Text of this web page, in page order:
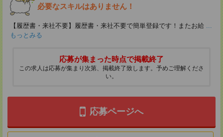
必要なスキルはありません！
【履歴書・来社不要】履歴書・来社不要で簡単登録です！またお給 ...
もっとみる
応募が集まった時点で掲載終了
この求人は応募が集まり次第、掲載終了致します。予めご理解くださ
い。
応募ページへ